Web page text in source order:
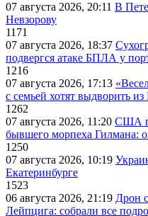
07 августа 2026, 20:11 В
Невзорову
1171
07 августа 2026, 18:37
подвергся атаке БПЛА у
1216
07 августа 2026, 17:13
с семьей хотят выдворить
1262
07 августа 2026, 11:20 США
бывшего морпеха Гилмана:
1250
07 августа 2026, 10:19
Екатеринбурге
1523
06 августа 2026, 21:19 Дрон
Лейпцига: собрали все